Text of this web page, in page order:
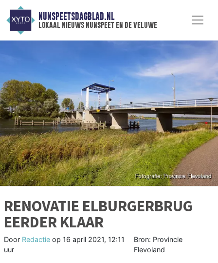
NUNSPEETSDAGBLAD.NL
lokaal nieuws nunspeet en de veluwe
RENOVATIE ELBURGERBRUG
EERDER KLAAR
Door Redactie op 16 april 2021, 12:11
uur
Bron: Provincie
Flevoland